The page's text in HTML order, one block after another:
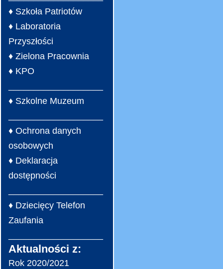
♦ Szkoła Patriotów
♦ Laboratoria
Przyszłości
♦ Zielona Pracownia
♦ KPO
♦ Szkolne Muzeum
♦ Ochrona danych
osobowych
♦ Deklaracja
dostępności
♦ Dziecięcy Telefon
Zaufania
Aktualności z:
Rok 2020/2021